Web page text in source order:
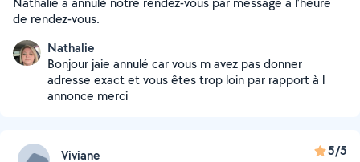
de rendez-vous.
Nathalie
Bonjour jaie annulé car vous m avez pas donner
adresse exact et vous êtes trop loin par rapport à l
annonce merci
Viviane 5/5